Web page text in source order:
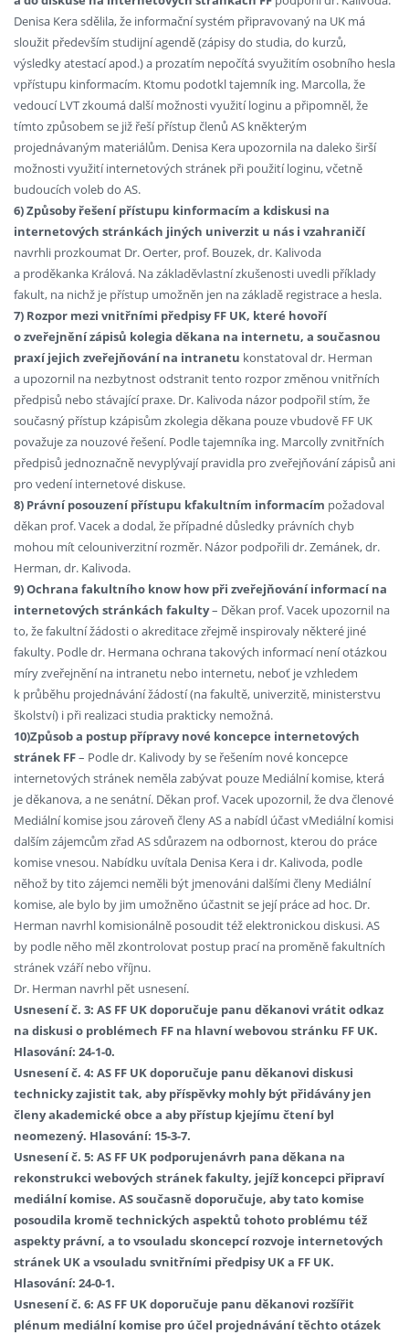
Denisa Kera sdělila, že informační systém připravovaný na UK má
sloužit především studijní agendě (zápisy do studia, do kurzů,
výsledky atestací apod.) a prozatím nepočítá svyužitím osobního hesla
vpřístupu kinformacím. Ktomu podotkl tajemník ing. Marcolla, že
vedoucí LVT zkoumá další možnosti využití loginu a připomněl, že
tímto způsobem se již řeší přístup členů AS kněkterým
projednávaným materiálům. Denisa Kera upozornila na daleko širší
možnosti využití internetových stránek při použití loginu, včetně
budoucích voleb do AS.
6) Způsoby řešení přístupu kinformacím a kdiskusi na
internetových stránkách jiných univerzit u nás i vzahraničí
navrhli prozkoumat Dr. Oerter, prof. Bouzek, dr. Kalivoda
a proděkanka Králová. Na základěvlastní zkušenosti uvedli příklady
fakult, na nichž je přístup umožněn jen na základě registrace a hesla.
7) Rozpor mezi vnitřními předpisy FF UK, které hovoří
o zveřejnění zápisů kolegia děkana na internetu, a současnou
praxí jejich zveřejňování na intranetu konstatoval dr. Herman
a upozornil na nezbytnost odstranit tento rozpor změnou vnitřních
předpisů nebo stávající praxe. Dr. Kalivoda názor podpořil stím, že
současný přístup kzápisům zkolegia děkana pouze vbudově FF UK
považuje za nouzové řešení. Podle tajemníka ing. Marcolly zvnitřních
předpisů jednoznačně nevyplývají pravidla pro zveřejňování zápisů ani
pro vedení internetové diskuse.
8) Právní posouzení přístupu kfakultním informacím požadoval
děkan prof. Vacek a dodal, že případné důsledky právních chyb
mohou mít celouniverzitní rozměr. Názor podpořili dr. Zemánek, dr.
Herman, dr. Kalivoda.
9) Ochrana fakultního know how při zveřejňování informací na
internetových stránkách fakulty– Děkan prof. Vacek upozornil na
to, že fakultní žádosti o akreditace zřejmě inspirovaly některé jiné
fakulty. Podle dr. Hermana ochrana takových informací není otázkou
míry zveřejnění na intranetu nebo internetu, neboť je vzhledem
k průběhu projednávání žádostí (na fakultě, univerzitě, ministerstvu
školství) i při realizaci studia prakticky nemožná.
10)Způsob a postup přípravy nové koncepce internetových
stránek FF– Podle dr. Kalivody by se řešením nové koncepce
internetových stránek neměla zabývat pouze Mediální komise, která
je děkanova, a ne senátní. Děkan prof. Vacek upozornil, že dva členové
Mediální komise jsou zároveň členy AS a nabídl účast vMediální komisi
dalším zájemcům zřad AS sdůrazem na odbornost, kterou do práce
komise vnesou. Nabídku uvítala Denisa Kera i dr. Kalivoda, podle
něhož by tito zájemci neměli být jmenováni dalšími členy Mediální
komise, ale bylo by jim umožněno účastnit se její práce ad hoc. Dr.
Herman navrhl komisionálně posoudit též elektronickou diskusi. AS
by podle něho měl zkontrolovat postup prací na proměně fakultních
stránek vzáří nebo vříjnu.
Dr. Herman navrhl pět usnesení.
Usnesení č. 3: AS FF UK doporučuje panu děkanovi vrátit odkaz
na diskusi o problémech FF na hlavní webovou stránku FF UK.
Hlasování: 24-1-0.
Usnesení č. 4: AS FF UK doporučuje panu děkanovi diskusi
technicky zajistit tak, aby příspěvky mohly být přidávány jen
členy akademické obce a aby přístup kjejímu čtení byl
neomezený. Hlasování: 15-3-7.
Usnesení č. 5: AS FF UK podporujenávrh pana děkana na
rekonstrukci webových stránek fakulty, jejíž koncepci připraví
mediální komise. AS současně doporučuje, aby tato komise
posoudila kromě technických aspektů tohoto problému též
aspekty právní, a to vsouladu skoncepcí rozvoje internetových
stránek UK a vsouladu svnitřními předpisy UK a FF UK.
Hlasování: 24-0-1.
Usnesení č. 6: AS FF UK doporučuje panu děkanovi rozšířit
plénum mediální komise pro účel projednávání těchto otázek